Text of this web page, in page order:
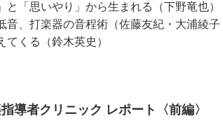
と「思いやり」から生まれる（下野竜也）
音、打楽器の音程術（佐藤友紀・大浦綾子
くる（鈴木英史）
導者クリニック レポート〈前編〉